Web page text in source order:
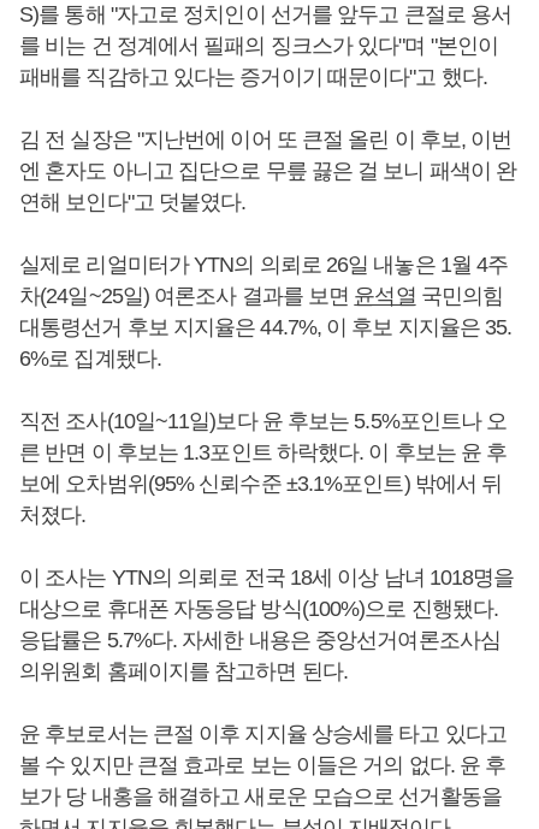
S)를 통해 "자고로 정치인이 선거를 앞두고 큰절로 용서
를 비는 건 정계에서 필패의 징크스가 있다"며 "본인이
패배를 직감하고 있다는 증거이기 때문이다"고 했다.
김 전 실장은 "지난번에 이어 또 큰절 올린 이 후보, 이번
엔 혼자도 아니고 집단으로 무릎 끓은 걸 보니 패색이 완
연해 보인다"고 덧붙였다.
실제로 리얼미터가 YTN의 의뢰로 26일 내놓은 1월 4주
차(24일~25일) 여론조사 결과를 보면 윤석열 국민의힘
대통령선거 후보 지지율은 44.7%, 이 후보 지지율은 35.
6%로 집계됐다.
직전 조사(10일~11일)보다 윤 후보는 5.5%포인트나 오
른 반면 이 후보는 1.3포인트 하락했다. 이 후보는 윤 후
보에 오차범위(95% 신뢰수준 ±3.1%포인트) 밖에서 뒤
처졌다.
이 조사는 YTN의 의뢰로 전국 18세 이상 남녀 1018명을
대상으로 휴대폰 자동응답 방식(100%)으로 진행됐다.
응답률은 5.7%다. 자세한 내용은 중앙선거여론조사심
의위원회 홈페이지를 참고하면 된다.
윤 후보로서는 큰절 이후 지지율 상승세를 타고 있다고
볼 수 있지만 큰절 효과로 보는 이들은 거의 없다. 윤 후
보가 당 내홍을 해결하고 새로운 모습으로 선거활동을